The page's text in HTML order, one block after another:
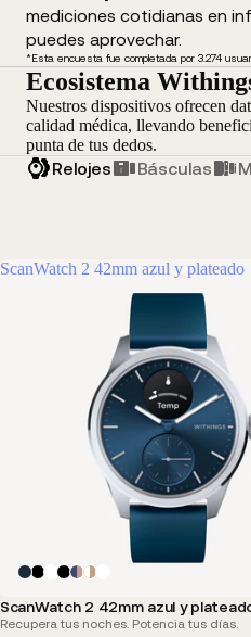
mediciones cotidianas en
puedes aprovechar.
*Esta encuesta fue completada por 3.274
Ecosistema
Nuestros dispositivos ofrecen
calidad médica, llevando
punta de tus dedos.
Relojes Básculas
ScanWatch 2 42mm azul y plateado
ScanWatch 2 42mm azul y
Recupera tus noches. Potencia tus días.